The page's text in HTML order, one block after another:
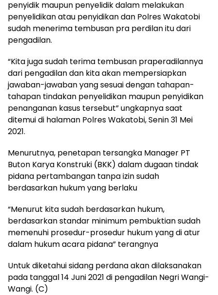
penyidik maupun penyelidik dalam melakukan
penyelidikan atau penyidikan dan Polres Wakatobi
sudah menerima tembusan pra perdilan itu dari
pengadilan.
“Kita juga sudah terima tembusan praperadilannya
dari pengadilan dan kita akan mempersiapkan
jawaban-jawaban yang sesuai dengan tahapan-
tahapan tindakan penyelidikan maupun penyidikan
penanganan kasus tersebut” ungkapnya saat
ditemui di halaman Polres Wakatobi, Senin 31 Mei
2021.
Menurutnya, penetapan tersangka Manager PT
Buton Karya Konstruki (BKK) dalam dugaan tindak
pidana pertambangan tanpa izin sudah
berdasarkan hukum yang berlaku
“Menurut kita sudah berdasarkan hukum,
berdasarkan standar minimum pembuktian sudah
memenuhi prosedur-prosedur hukum yang di atur
dalam hukum acara pidana” terangnya
Untuk diketahui sidang perdana akan dilaksanakan
pada tanggal 14 Juni 2021 di pengadilan Negri Wangi-
Wangi. (C)